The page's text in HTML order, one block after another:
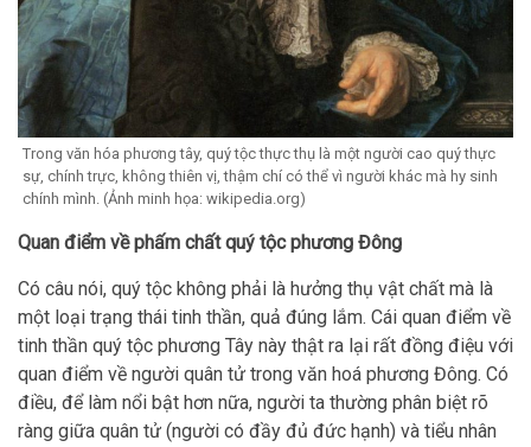
Trong văn hóa phương tây, quý tộc thực thụ là một người cao quý thực
sự, chính trực, không thiên vị, thậm chí có thể vì người khác mà hy sinh
chính mình. (Ảnh minh họa: wikipedia.org)
Quan điểm về phấm chất quý tộc phương Đông
Có câu nói, quý tộc không phải là hưởng thụ vật chất mà là
một loại trạng thái tinh thần, quả đúng lắm. Cái quan điểm về
tinh thần quý tộc phương Tây này thật ra lại rất đồng điệu với
quan điểm về người quân tử trong văn hoá phương Đông. Có
điều, để làm nổi bật hơn nữa, người ta thường phân biệt rõ
ràng giữa quân tử (người có đầy đủ đức hạnh) và tiểu nhân